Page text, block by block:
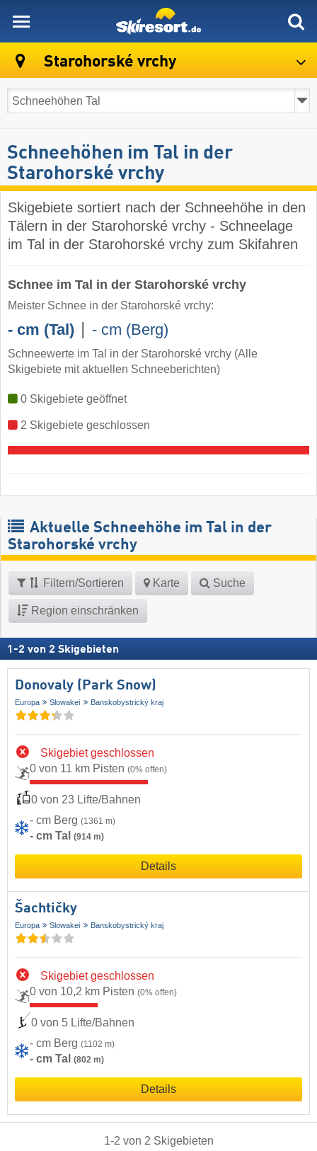
Starohorské vrchy
Schneehöhen im Tal in der
Starohorské vrchy
Skigebiete sortiert nach der Schneehöhe in den
Tälern in der Starohorské vrchy - Schneelage
im Tal in der Starohorské vrchy zum Skifahren
Schnee im Tal in der Starohorské vrchy
Meister Schnee in der Starohorské vrchy:
- cm (Tal) | - cm (Berg)
Schneewerte im Tal in der Starohorské vrchy (Alle
Skigebiete mit aktuellen Schneeberichten)
0 Skigebiete geöffnet
2 Skigebiete geschlossen
Aktuelle Schneehöhe im Tal in der
Starohorské vrchy
Filtern/Sortieren Karte Suche
Region einschränken
1 -2 von 2 Skigebieten
Donovaly (Park Snow)
Europa Slowakei Banskobystrický kraj
Skigebiet geschlossen
0 von 11 km Pisten (0% offen)
0 von 23 Lifte/Bahnen
- cm Berg (1361 m)
- cm Tal (914 m)
Details
Šachtičky
Europa Slowakei Banskobystrický kraj
Skigebiet geschlossen
0 von 10,2 km Pisten (0% offen)
0 von 5 Lifte/Bahnen
- cm Berg (1102 m)
- cm Tal (802 m)
Details
1-2 von 2 Skigebieten